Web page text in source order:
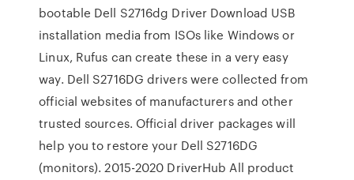
bootable Dell S2716dg Driver Download USB
installation media from ISOs like Windows or
Linux, Rufus can create these in a very easy
way. Dell S2716DG drivers were collected from
official websites of manufacturers and other
trusted sources. Official driver packages will
help you to restore your Dell S2716DG
(monitors). 2015-2020 DriverHub All product